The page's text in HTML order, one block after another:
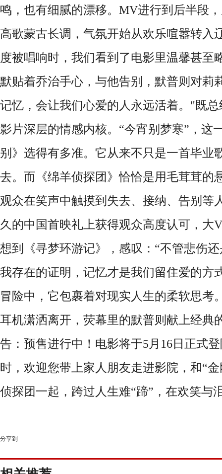
鸣，也有细腻的漂移。MV进行到后半段
高歌蒙古长调，气氛开始从欢乐喧嚣转入
度被唱响时，我们看到了电影里温馨甚至
默贴着乔治手心，与他告别，默普则对莉
记忆，会让我们心爱的人永远活着。"既
影片深层的情感内核。“今宵别梦寒”，这
别》选得有多准。它从来不只是一首毕业
去。而《绵羊侦探团》恰恰是用毛茸茸的
观众在笑声中触摸到失去、接纳、告别等
久的中国首映礼上获得观众高度认可，大
想到《寻梦环游记》，感叹：“不管悲伤
我存在的证明，记忆才是我们留住爱的方
冒险中，它包裹着对现实人生的柔软思考
耳机潇洒离开，荧幕里的默普则献上经典
告：预售进行中！电影将于5月16日正式
时，欢迎您带上家人朋友走进影院，和“
侦探团一起，跨过人生难“蹄”，在欢笑与
分享到